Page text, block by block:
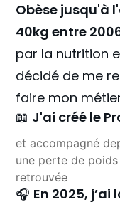
Obèse jusqu'à
40kg entre
par la nutrition
décidé de me
faire mon
📖 J'ai créé le
et accompagné
une perte de
retrouvée
🎧 En 2025, j’ai